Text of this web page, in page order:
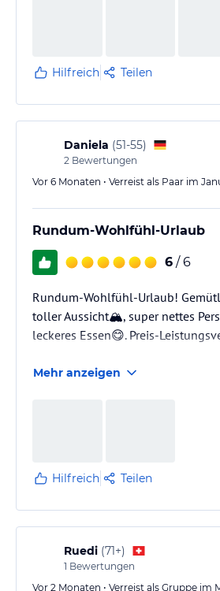
Hilfreich Teilen
Daniela (51-55)
2 Bewertungen
Vor 6 Monaten • Verreist als Paar im
Rundum-Wohlfühl-Urlaub
6 / 6
Rundum-Wohlfühl-Urlaub!
toller Aussicht🏔, super nettes
leckeres Essen😋. Preis-
Mehr anzeigen
Hilfreich Teilen
Ruedi (71+)
1 Bewertungen
Vor 2 Monaten • Verreist als Gruppe im